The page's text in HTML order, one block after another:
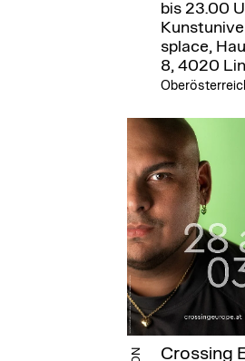
bis 23.00
splace,
8, 4020
Crossing